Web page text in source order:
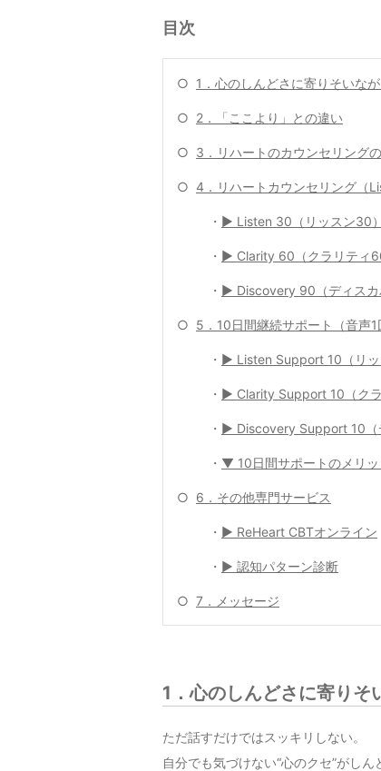
目次
○ 1．心のしんどさに寄りそいな
○ 2．「ここより」との違い
○ 3．リハートのカウンセリング
○ 4．リハートカウンセリング（
・ ▶ Listen 30（リッスン30）
・ ▶ Clarity 60（クラリティ
・ ▶ Discovery 90（ディスカ
○ 5．10日間継続サポート（音声1
・ ▶ Listen Support 10（リッ
・ ▶ Clarity Support 10（クラ
・ ▶ Discovery Support 10（
・ ▼ 10日間サポートのメリッ
○ 6．その他専門サービス
・ ▶ ReHeart CBTオンライン
・ ▶ 認知パターン診断
○ 7．メッセージ
1．心のしんどさに寄りそ
ただ話すだけではスッキリしない。
自分でも気づけない“心のクセ”がしん